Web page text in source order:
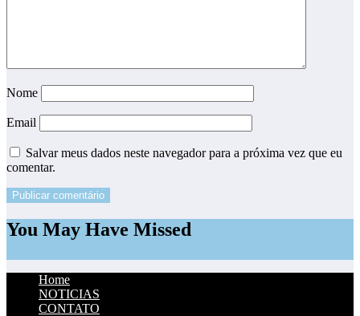
Nome
Email
Salvar meus dados neste navegador para a próxima vez que eu
comentar.
You May Have Missed
Home
NOTICIAS
CONTATO